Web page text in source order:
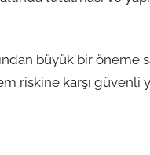
büyük bir öneme
riskine karşı güvenli